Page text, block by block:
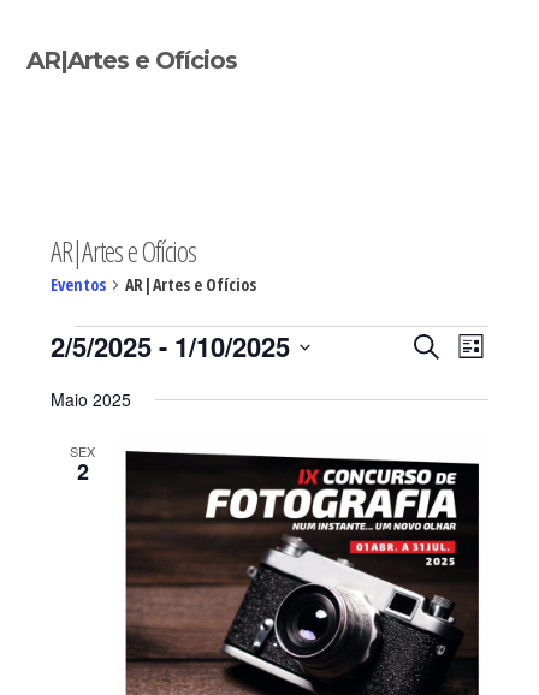
AR|Artes e Ofícios
AR|Artes e Ofícios
Eventos AR|Artes e Ofícios
Eventos
de
pesquisa
de
Eventos
PESQUISAR
de
LISTA
2/5/2025 - 1/10/2025
data.
Maio 2025
SEX
2
Sidebar